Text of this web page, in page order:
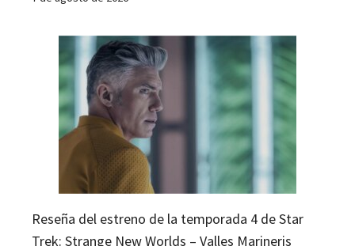
Reseña del estreno de la temporada 4 de Star
Trek: Strange New Worlds – Valles Marineris